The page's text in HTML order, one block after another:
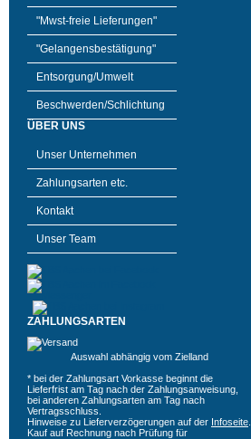
"Mwst-freie Lieferungen"
"Gelangensbestätigung"
Entsorgung/Umwelt
Beschwerden/Schlichtung
ÜBER UNS
Unser Unternehmen
Zahlungsarten etc.
Kontakt
Unser Team
ZAHLUNGSARTEN
Auswahl abhängig vom Zielland
* bei der Zahlungsart Vorkasse beginnt die
Lieferfrist am Tag nach der Zahlungsanweisung,
bei anderen Zahlungsarten am Tag nach
Vertragsschluss.
Hinweise zu Lieferverzögerungen auf der Infoseite
Kauf auf Rechnung nach Prüfung für